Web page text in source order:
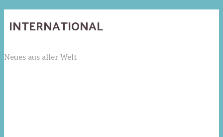
INTERNATIONAL
Neues aus aller Welt